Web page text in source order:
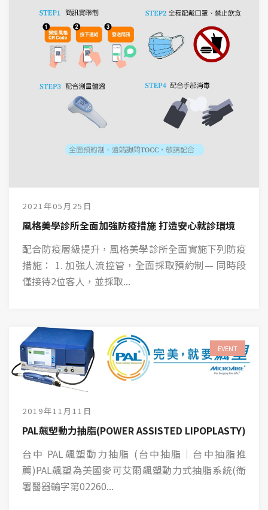
2021年05月25日
風格美學診所全面加強防疫措施 打造安心就診環境
配合防疫層級提升，風格美學診所全面實施下列防疫
措施： 1. 加強人流控管，全面採取預約制— 同時段
僅接待2位客人，並採取...
EVENT
2019年11月11日
PAL飆塑動力抽脂(POWER ASSISTED LIPOPLASTY)
台中 PAL飆塑動力抽脂 (台中抽脂│台中抽脂推
薦)PAL飆塑為美國麥可艾爾飆塑動力式抽脂系統(衛
署醫器輸字第02260...